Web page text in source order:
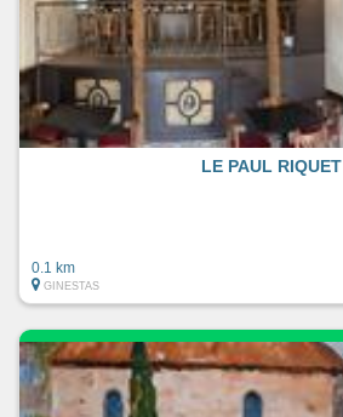
LE PAUL RIQUET
0.1 km
GINESTAS